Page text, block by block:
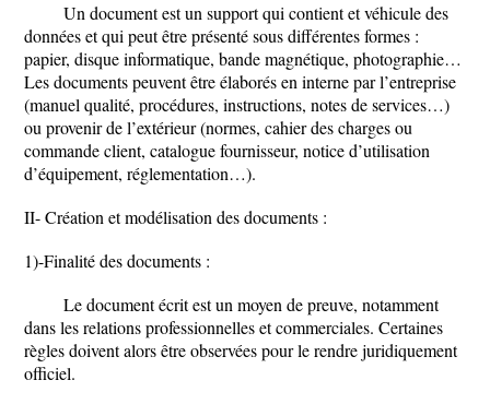
Un document est un support qui contient et véhicule des
données et qui peut être présenté sous différentes formes :
papier, disque informatique, bande magnétique, photographie…
Les documents peuvent être élaborés en interne par l’entreprise
(manuel qualité, procédures, instructions, notes de services…)
ou provenir de l’extérieur (normes, cahier des charges ou
commande client, catalogue fournisseur, notice d’utilisation
d’équipement, réglementation…).
II- Création et modélisation des documents :
1)-Finalité des documents :
Le document écrit est un moyen de preuve, notamment
dans les relations professionnelles et commerciales. Certaines
règles doivent alors être observées pour le rendre juridiquement
officiel.